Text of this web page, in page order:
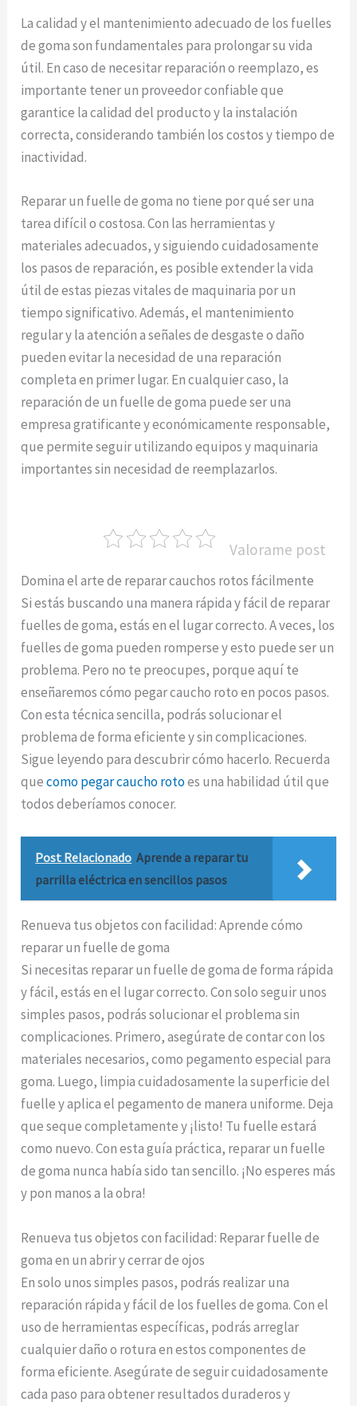
La calidad y el mantenimiento adecuado de los fuelles
de goma son fundamentales para prolongar su vida
útil. En caso de necesitar reparación o reemplazo, es
importante tener un proveedor confiable que
garantice la calidad del producto y la instalación
correcta, considerando también los costos y tiempo de
inactividad.
Reparar un fuelle de goma no tiene por qué ser una
tarea difícil o costosa. Con las herramientas y
materiales adecuados, y siguiendo cuidadosamente
los pasos de reparación, es posible extender la vida
útil de estas piezas vitales de maquinaria por un
tiempo significativo. Además, el mantenimiento
regular y la atención a señales de desgaste o daño
pueden evitar la necesidad de una reparación
completa en primer lugar. En cualquier caso, la
reparación de un fuelle de goma puede ser una
empresa gratificante y económicamente responsable,
que permite seguir utilizando equipos y maquinaria
importantes sin necesidad de reemplazarlos.
Valorame post
Domina el arte de reparar cauchos rotos fácilmente
Si estás buscando una manera rápida y fácil de reparar
fuelles de goma, estás en el lugar correcto. A veces, los
fuelles de goma pueden romperse y esto puede ser un
problema. Pero no te preocupes, porque aquí te
enseñaremos cómo pegar caucho roto en pocos pasos.
Con esta técnica sencilla, podrás solucionar el
problema de forma eficiente y sin complicaciones.
Sigue leyendo para descubrir cómo hacerlo. Recuerda
quecomo pegar caucho rotoes una habilidad útil que
todos deberíamos conocer.
Post Relacionado Aprende a reparar tu
parrilla eléctrica en sencillos pasos
Renueva tus objetos con facilidad: Aprende cómo
reparar un fuelle de goma
Si necesitas reparar un fuelle de goma de forma rápida
y fácil, estás en el lugar correcto. Con solo seguir unos
simples pasos, podrás solucionar el problema sin
complicaciones. Primero, asegúrate de contar con los
materiales necesarios, como pegamento especial para
goma. Luego, limpia cuidadosamente la superficie del
fuelle y aplica el pegamento de manera uniforme. Deja
que seque completamente y ¡listo! Tu fuelle estará
como nuevo. Con esta guía práctica, reparar un fuelle
de goma nunca había sido tan sencillo. ¡No esperes más
y pon manos a la obra!
Renueva tus objetos con facilidad: Reparar fuelle de
goma en un abrir y cerrar de ojos
En solo unos simples pasos, podrás realizar una
reparación rápida y fácil de los fuelles de goma. Con el
uso de herramientas específicas, podrás arreglar
cualquier daño o rotura en estos componentes de
forma eficiente. Asegúrate de seguir cuidadosamente
cada paso para obtener resultados duraderos y